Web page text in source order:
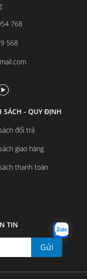
768
568
SÁCH - QUY ĐỊNH
đổi trả
giao hàng
thanh toán
TIN
Gửi